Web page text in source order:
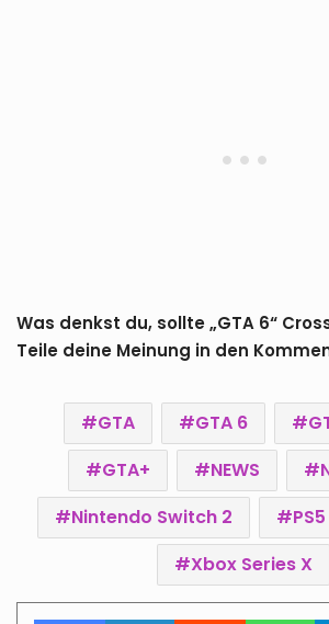
Was denkst du, sollte „GTA 6“
Teile deine Meinung in den
GTA GTA 6
GTA+
NEWS
Nintendo Switch 2
PS5
Xbox Series X
FacebookLinkedIn Reddit